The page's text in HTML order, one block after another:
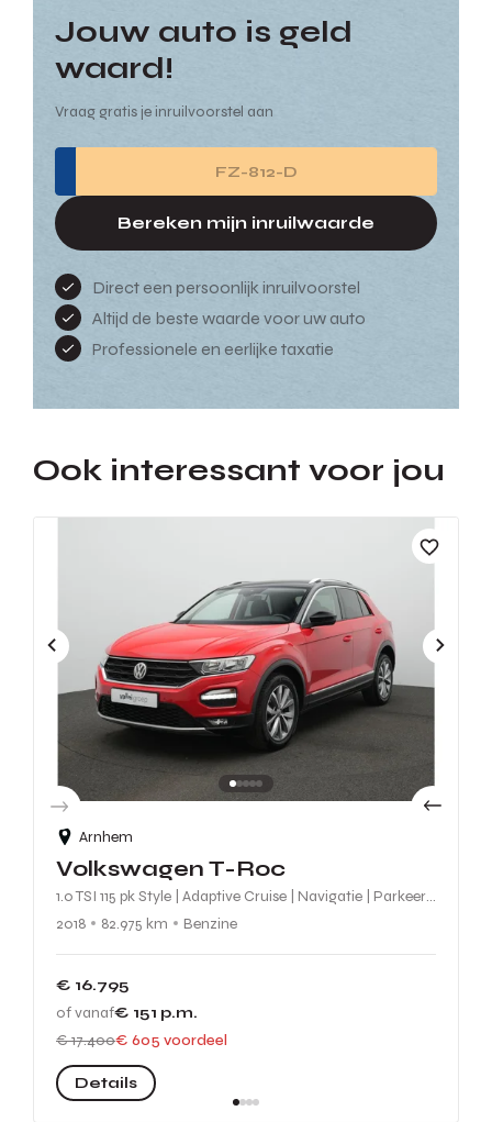
Jouw auto is geld
waard!
Vraag gratis je inruilvoorstel aan
Bereken mijn inruilwaarde
Direct een persoonlijk inruilvoorstel
Altijd de beste waarde voor uw auto
Professionele en eerlijke taxatie
Ook interessant voor jou
Arnhem
Volkswagen T-Roc
1.0 TSI 115 pk Style | Adaptive Cruise | Navigatie | Parkeersensoren | Carplay
2018
82.975 km Benzine
€ 16.795
of vanaf€ 151 p.m.
€ 17.400€ 605 voordeel
Details